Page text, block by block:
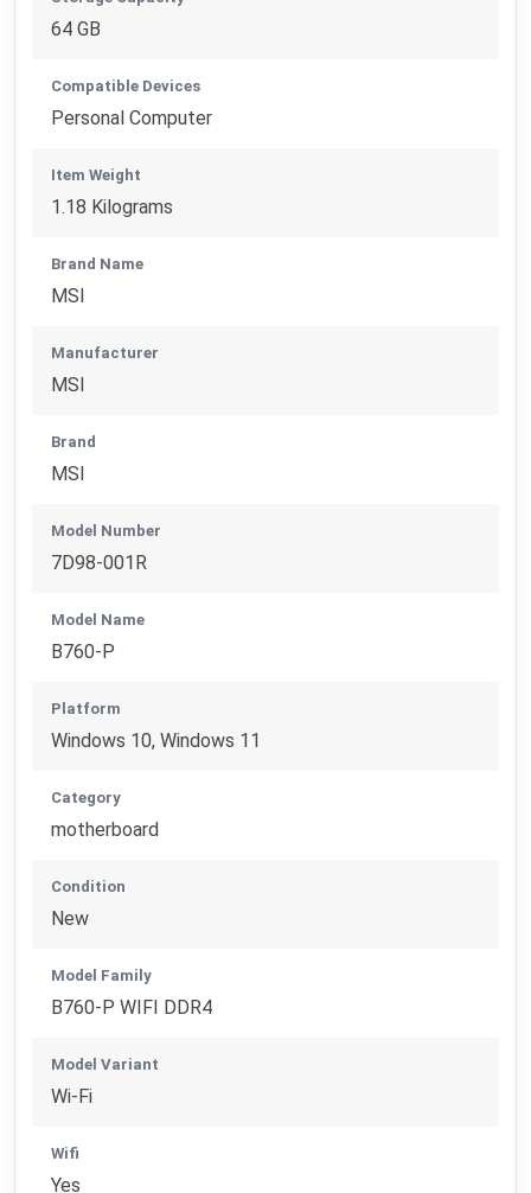
64 GB
Compatible Devices
Personal Computer
Item Weight
1.18 Kilograms
Brand Name
MSI
Manufacturer
MSI
Brand
MSI
Model Number
7D98-001R
Model Name
B760-P
Platform
Windows 10, Windows 11
Category
motherboard
Condition
New
Model Family
B760-P WIFI DDR4
Model Variant
Wi-Fi
Wifi
Yes